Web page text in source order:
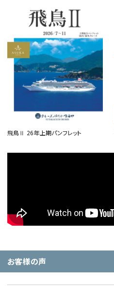
飛鳥Ⅱ 26年上期パンフレット
お客様の声